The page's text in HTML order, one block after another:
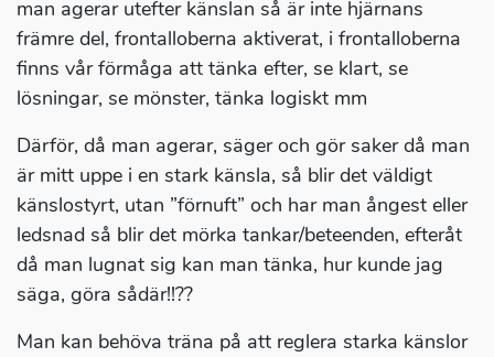
man agerar utefter känslan så är inte hjärnans
främre del, frontalloberna aktiverat, i frontalloberna
finns vår förmåga att tänka efter, se klart, se
lösningar, se mönster, tänka logiskt mm
Därför, då man agerar, säger och gör saker då man
är mitt uppe i en stark känsla, så blir det väldigt
känslostyrt, utan ”förnuft” och har man ångest eller
ledsnad så blir det mörka tankar/beteenden, efteråt
då man lugnat sig kan man tänka, hur kunde jag
säga, göra sådär!!??
Man kan behöva träna på att reglera starka känslor